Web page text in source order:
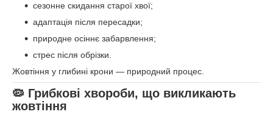
сезонне скидання старої хвої;
адаптація після пересадки;
природне осіннє забарвлення;
стрес після обрізки.
Жовтіння у глибині крони — природний процес.
🦠 Грибкові хвороби, що викликають
жовтіння